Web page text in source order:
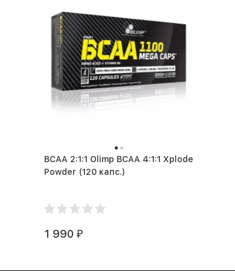
BCAA 2:1:1 Olimp BCAA 4:1:1 Xplode
Powder (120 капс.)
1 990 ₽